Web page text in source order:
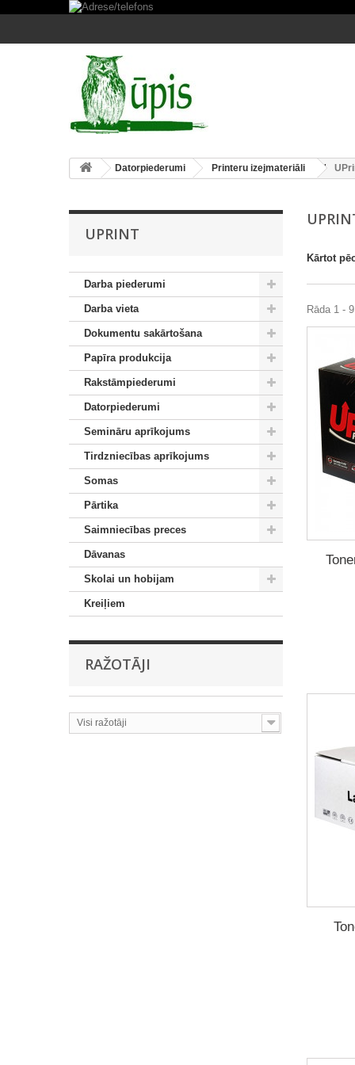
Datorpiederumi Printeru izejmateriāli
UPRINT
Darba piederumi
Darba vieta
Dokumentu sakārtošana
Papīra produkcija
Rakstāmpiederumi
Datorpiederumi
Semināru aprīkojums
Tirdzniecības aprīkojums
Somas
Pārtika
Saimniecības preces
Dāvanas
Skolai un hobijam
Kreiļiem
RAŽOTĀJI
Visi ražotāji
Kārtot
Rāda 1 -